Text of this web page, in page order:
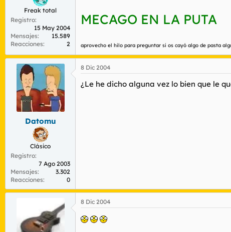
m
Freak total
Registro
15 May 2004
Mensajes
15.589
Reacciones
2
MECAGO EN LA PUTA
aprovecho el hilo para preguntar si os cayó algo de pasta
Datomu
Clásico
Registro
7 Ago 2003
Mensajes
3.302
Reacciones
0
8 Dic 2004
¿Le he dicho alguna vez lo bien que le
8 Dic 2004